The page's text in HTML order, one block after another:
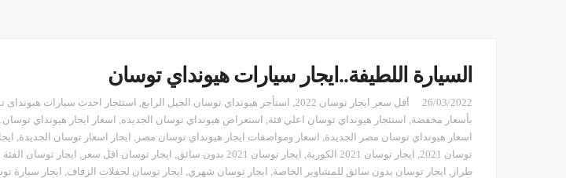
السيارة اللطيفة..ايجار سيارات هيونداي توسان
26/03/2022 أقل سعر ايجار توسان 2022 , استأجر هيونداي توسان الجيل الرابع, استئجار احدث سيارات هيونداى
بأسعار مخفضة, استئجار هيونداي توسان اعلي فئة, استعراض هيونداي توسان الجديده, اسعار ايجار هيونداي
اسعار هيونداي توسان مصر الجديدة, اسعار ومواصفات ايجار هيونداي توسان مصر , ايجار اسعار توسان الجديدة,
توسان 2021
, ايجار توسان 2021 الكورية , ايجار توسان 2021 بدون سائق , ايجار توسان اقل سعر , ايجار توسان
طراز , ايجار توسان بدون سائق للمشاوير الخاصة, ايجار توسان شهري, ايجار توسان لحفلات الزفاف, ايجار سيارة